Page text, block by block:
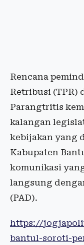
Rencana
Retribusi (TPR)
Parangtritis
kalangan
kebijakan yang
Kabupaten
komunikasi
langsung
(PAD).
https://
bantul-soroti-